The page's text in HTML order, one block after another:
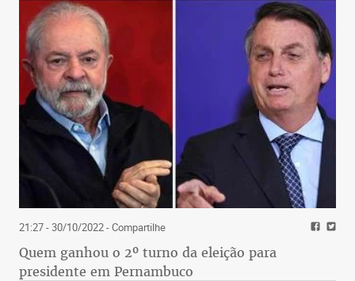
21:27 - 30/10/2022- Compartilhe
Quem ganhou o 2º turno da eleição para
presidente em Pernambuco